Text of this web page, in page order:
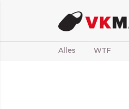
Alles WTF